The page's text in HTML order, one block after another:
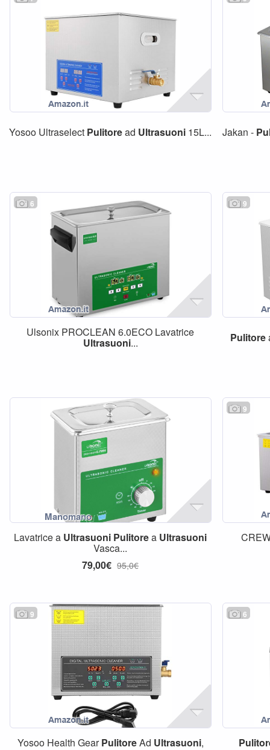
Yosoo Ultraselect Pulitoread Ultrasuoni 15L... Jakan -
6
Ulsonix PROCLEAN 6.0ECO Lavatrice
Ultrasuoni...
9
Pulitore
Lavatrice a Ultrasuoni Pulitorea Ultrasuoni
Vasca...
79,00€ 95,0€
9
9
Yosoo Health GearPulitoreAd Ultrasuoni,
6